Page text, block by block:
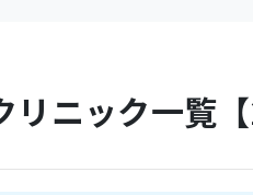
リニック一覧【